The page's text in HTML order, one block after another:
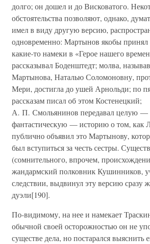
долго; он дошел и до Висковатого.
обстоятельства позволяют, однако,
имел в виду другую версию,
одновременно: Мартынов якобы принял
какие-то намеки в «Герое нашего
рассказывал Боденштедт; молва,
Мартынова, Наталью Соломоновну,
Мери, достигла до ушей Арнольди; по
рассказам писал об этом Костенецкий;
А. П. Смольянинов передавал целую —
фантастическую — историю о том, как
публично объявил это Мартынову,
был вступиться за честь сестры.
(сомнительного, впрочем,
жандармский полковник Кушинников,
следствии, выдвинул эту версию сразу
дуэли[190].
По-видимому, на нее и намекает
обычной своей осторожностью он не
существе дела, но постарался выяснить